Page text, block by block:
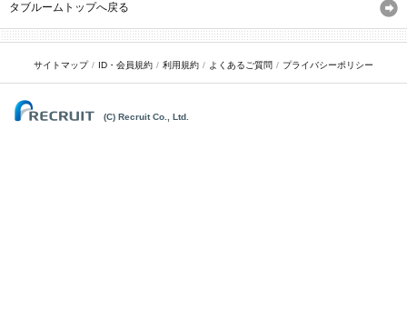
タブルームトップへ戻る
サイトマップ ID・会員規約 利用規約 よくあるご質問 プライバシーポリシー
(C) Recruit Co., Ltd.